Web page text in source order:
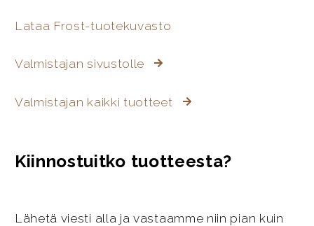
Lataa Frost-tuotekuvasto
Valmistajan sivustolle
Valmistajan kaikki tuotteet
Kiinnostuitko tuotteesta?
Lähetä viesti alla ja vastaamme niin pian kuin